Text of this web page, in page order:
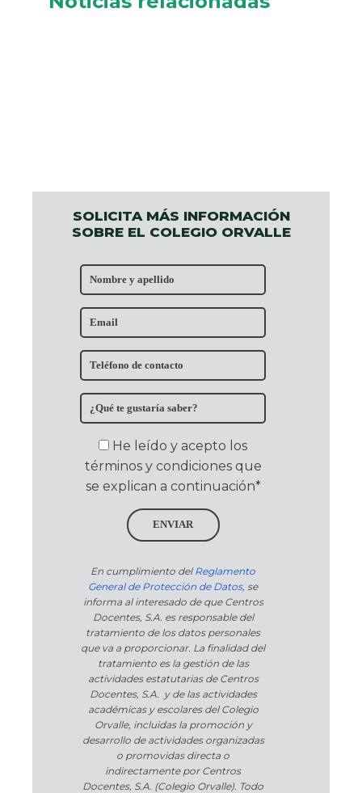
SOLICITA MÁS INFORMACIÓN
SOBRE EL COLEGIO ORVALLE
He leído y acepto los
términos y condiciones que
se explican a continuación*
ENVIAR
En cumplimiento delReglamento
General de Protección de Datos, se
informa al interesado de que Centros
Docentes, S.A. es responsable del
tratamiento de los datos personales
que va a proporcionar. La finalidad del
tratamiento es la gestión de las
actividades estatutarias de Centros
Docentes, S.A. y de las actividades
académicas y escolares del Colegio
Orvalle, incluidas la promoción y
desarrollo de actividades organizadas
o promovidas directa o
indirectamente por Centros
Docentes, S.A. (Colegio Orvalle). Todo